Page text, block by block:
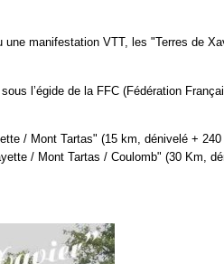
manifestation VTT, les "Terres de
l’égide de la FFC (Fédération
/ Mont Tartas" (15 km, dénivelé + 240
/ Mont Tartas / Coulomb" (30 Km,